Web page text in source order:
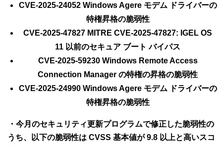
CVE-2025-24052 Windows Agere モデム ドライバーの
特権昇格の脆弱性
CVE-2025-47827 MITRE CVE-2025-47827: IGEL OS
11 以前のセキュア ブート バイパス
CVE-2025-59230 Windows Remote Access
Connection Manager の特権の昇格の脆弱性
CVE-2025-24990 Windows Agere モデム ドライバーの
特権昇格の脆弱性
・今月のセキュリティ更新プログラムで修正した脆弱性の
うち、以下の脆弱性は CVSS 基本値が 9.8 以上と高いスコ